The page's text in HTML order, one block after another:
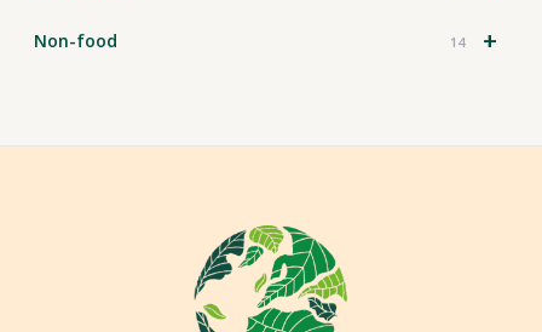
+
Non-food 14